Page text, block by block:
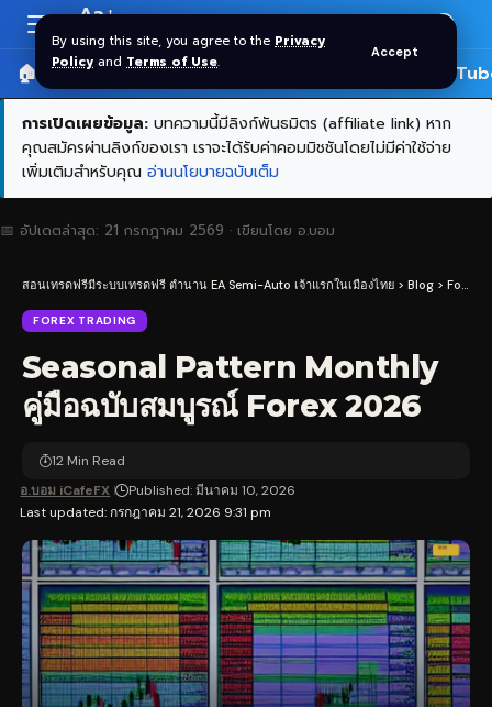
By using this site, you agree to the Privacy
Policy and Terms of Use.
Accept
Resizer
Aa
🏠 หน้าแรก ราคาทอง SPDR 🎬
การเปิดเผยข้อมูล: บทความนี้มีลิงก์พันธมิตร (affiliate link) หาก
คุณสมัครผ่านลิงก์ของเรา เราจะได้รับค่าคอมมิชชันโดยไม่มีค่าใช้จ่าย
เพิ่มเติมสำหรับคุณ อ่านนโยบายฉบับเต็ม
📅 อัปเดตล่าสุด: 21 กรกฎาคม 2569 · เขียนโดย อ.บอม
สอนเทรดฟรีมีระบบเทรดฟรี ตำนาน EA Semi-Auto เจ้าแรกในเมืองไทย > Blog > Forex Trading
FOREX TRADING
Seasonal Pattern Monthly
คู่มือฉบับสมบูรณ์ Forex 2026
Last updated: กรกฎาคม 21, 2026 9:31 pm
อ.บอม iCafeFX Published: มีนาคม 10, 2026
12 Min Read